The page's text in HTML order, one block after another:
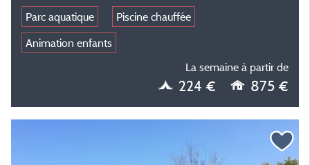
Parc aquatique
Piscine chauffée
Animation enfants
La semaine à partir de
224 € 875 €